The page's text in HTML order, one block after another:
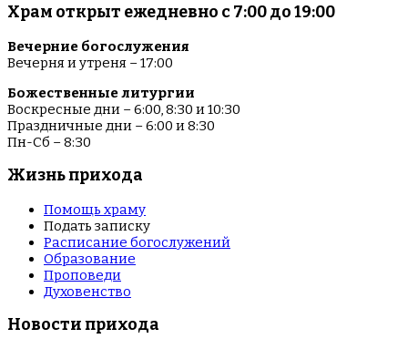
Храм открыт ежедневно с 7:00 до 19:00
Вечерние богослужения
Вечерня и утреня – 17:00
Божественные литургии
Воскресные дни – 6:00, 8:30 и 10:30
Праздничные дни – 6:00 и 8:30
Пн-Сб – 8:30
Жизнь прихода
Помощь храму
Подать записку
Расписание богослужений
Образование
Проповеди
Духовенство
Новости прихода